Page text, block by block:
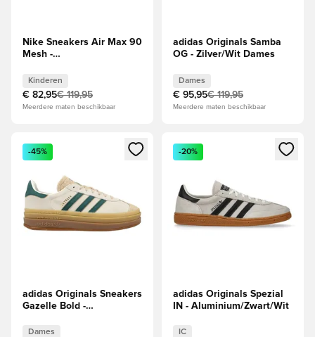
Nike Sneakers Air Max 90
Mesh -
Kids
Kinderen
€ 82,95€ 119,95
Meerdere maten beschikbaar
adidas Originals Samba
OG - Zilver/Wit Dames
Dames
€ 95,95€ 119,95
Meerdere maten beschikbaar
Opent een venster om in te loggen of je aan te melden als
-45%
adidas Originals Sneakers
Gazelle Bold -
Dames
Opent een venster om in te
-20%
adidas Originals Spezial
IN - Aluminium/Zwart/Wit
IC